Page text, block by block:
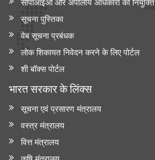
सूचना पुस्तिका
वेब सूचना प्रबंधक
लोक शिकायत निवेदन करने के लिए पोर्टल
शी बॉक्स पोर्टल
भारत सरकार के लिंक्‍स
सूचना एवं प्रसारण मंत्रालय
वस्त्र मंत्रालय
वित्त मंत्रालय